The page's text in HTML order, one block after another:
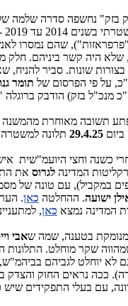
שלמה של מיידעים
-
כאן. ניכר
שהם נמסרו לאנשי
ביניהם. חלק מהמדעים
סביר להניח, שאחד מספקי
של תומר גנון
הודבק ברוגלה "כדי לאמת
מהמשנה לפרקליט
תלונה למשטרה -כאן.
היועמ"שית אישרה (כמה
לגרוסאת התלונות
עם טונה של מסמכים
כאן. הערר שנשלח
כאן, למתעניינים.
שמה שאבי וייסהתלונן
התלונות הללו נוגעות
לגביהם בביהמ"ש, מפני
החוק והצדק במדינת
התפקידים שיש כיום